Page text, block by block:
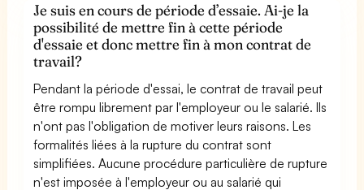
Je suis en cours de période d’essaie. Ai-je la
possibilité de mettre fin à cette période
d'essaie et donc mettre fin à mon contrat de
travail?
Pendant la période d'essai, le contrat de travail peut
être rompu librement par l'employeur ou le salarié. Ils
n'ont pas l'obligation de motiver leurs raisons. Les
formalités liées à la rupture du contrat sont
simplifiées. Aucune procédure particulière de rupture
n'est imposée à l'employeur ou au salarié qui